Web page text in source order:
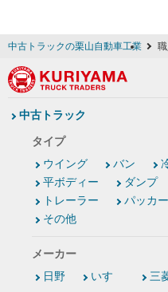
中古トラックの栗山自動車工業
中古トラック
タイプ
ウイング
バン
平ボディー
ダンプ
トレーラー
パッカー
その他
メーカー
日野
いすゞ 三